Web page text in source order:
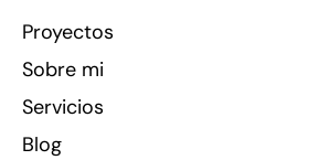
Proyectos
Sobre mi
Servicios
Blog